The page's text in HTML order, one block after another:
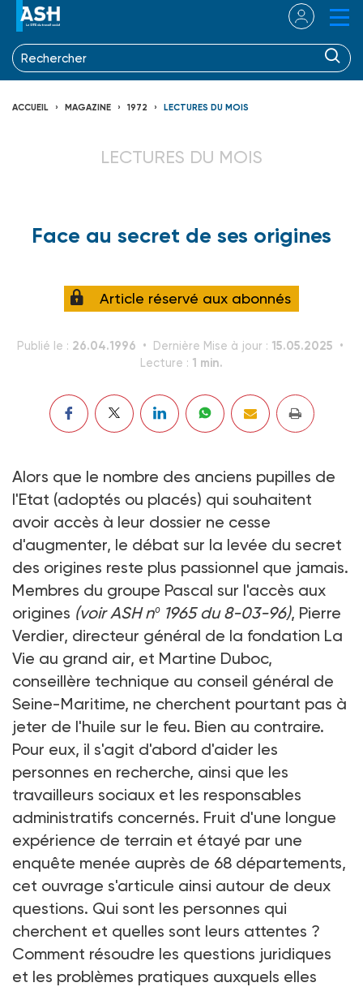
ACCUEIL MAGAZINE 1972 LECTURES DU MOIS
LECTURES DU MOIS
Face au secret de ses origines
Article réservé aux abonnés
Publié le : 26.04.1996 Dernière Mise à jour : 15.05.2025
Lecture : 1 min.
Alors que le nombre des anciens pupilles de
l'Etat (adoptés ou placés) qui souhaitent
avoir accès à leur dossier ne cesse
d'augmenter, le débat sur la levée du secret
des origines reste plus passionnel que jamais.
Membres du groupe Pascal sur l'accès aux
origines (voir ASH nº 1965 du 8-03-96), Pierre
Verdier, directeur général de la fondation La
Vie au grand air, et Martine Duboc,
conseillère technique au conseil général de
Seine-Maritime, ne cherchent pourtant pas à
jeter de l'huile sur le feu. Bien au contraire.
Pour eux, il s'agit d'abord d'aider les
personnes en recherche, ainsi que les
travailleurs sociaux et les responsables
administratifs concernés. Fruit d'une longue
expérience de terrain et étayé par une
enquête menée auprès de 68 départements,
cet ouvrage s'articule ainsi autour de deux
questions. Qui sont les personnes qui
cherchent et quelles sont leurs attentes ?
Comment résoudre les questions juridiques
et les problèmes pratiques auxquels elles